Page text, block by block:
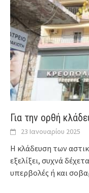
Για την ορθή
23 Ιανουαρίου 2025
Η κλάδευση των
εξελίξει, συχνά
υπερβολές ή και